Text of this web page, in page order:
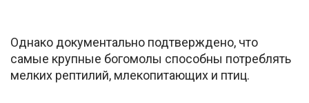
Однако документально подтверждено, что
самые крупные богомолы способны потреблять
мелких рептилий, млекопитающих и птиц.